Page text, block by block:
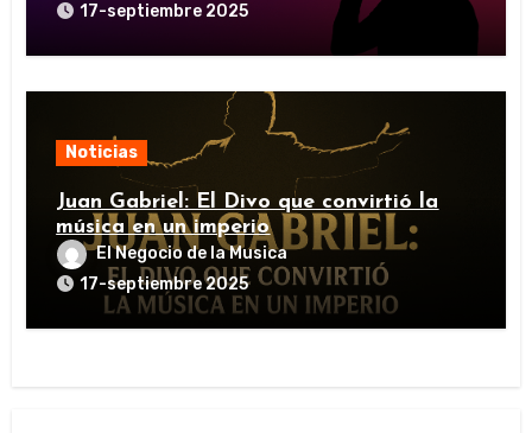
17-septiembre 2025
Noticias
Juan Gabriel: El Divo que convirtió la
música en un imperio
El Negocio de la Musica
17-septiembre 2025